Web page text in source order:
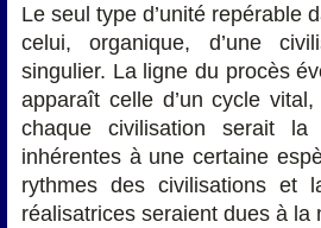
Le seul type d’unité repérable
celui, organique, d’une
singulier. La ligne du procès
apparaît celle d’un cycle
chaque civilisation serait la
inhérentes à une certaine
rythmes des civilisations et
réalisatrices seraient dues à la